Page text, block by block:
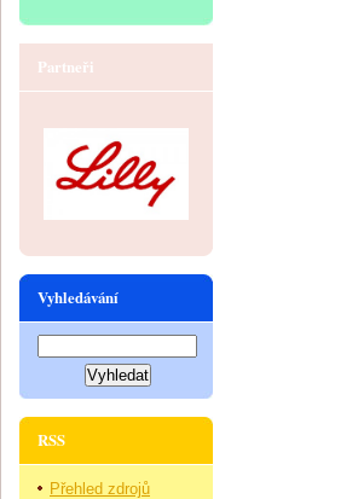
Partneři
Vyhledávání
RSS
Přehled zdrojů